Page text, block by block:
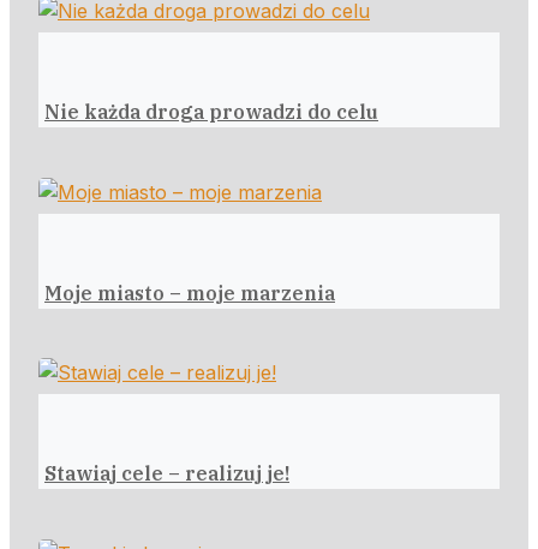
Nie każda droga prowadzi do celu
Moje miasto – moje marzenia
Stawiaj cele – realizuj je!